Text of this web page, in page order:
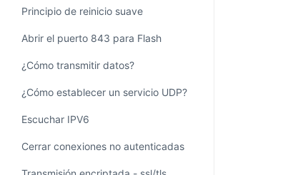
Principio de reinicio suave
Abrir el puerto 843 para Flash
¿Cómo transmitir datos?
¿Cómo establecer un servicio UDP?
Escuchar IPV6
Cerrar conexiones no autenticadas